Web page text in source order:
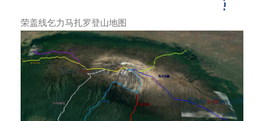
荣盖线乞力马扎罗登山地图